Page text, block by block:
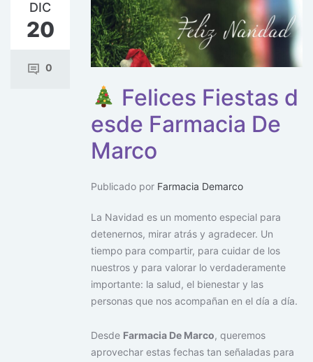
DIC
20
0
Felices Fiestas d
esde Farmacia De
Marco
Publicado por Farmacia Demarco
La Navidad es un momento especial para
detenernos, mirar atrás y agradecer. Un
tiempo para compartir, para cuidar de los
nuestros y para valorar lo verdaderamente
importante: la salud, el bienestar y las
personas que nos acompañan en el día a día.
Desde Farmacia De Marco, queremos
aprovechar estas fechas tan señaladas para